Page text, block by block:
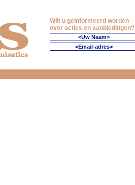
Wilt u geinformeerd worden
over acties en aanbiedingen?